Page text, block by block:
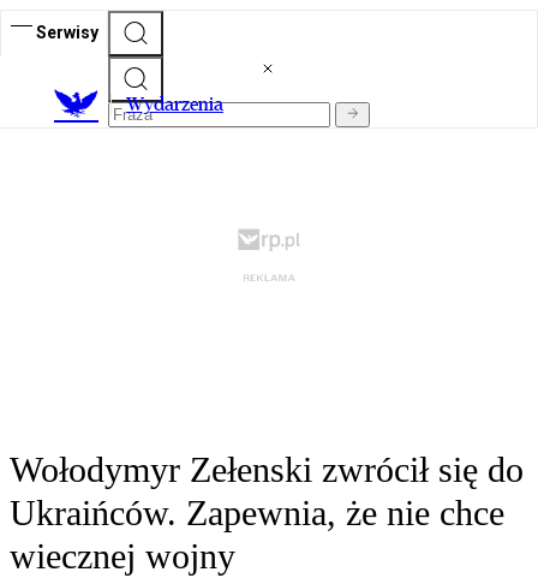
Serwisy
Wydarzenia
Wołodymyr Zełenski zwrócił się do
Ukraińców. Zapewnia, że nie chce
wiecznej wojny